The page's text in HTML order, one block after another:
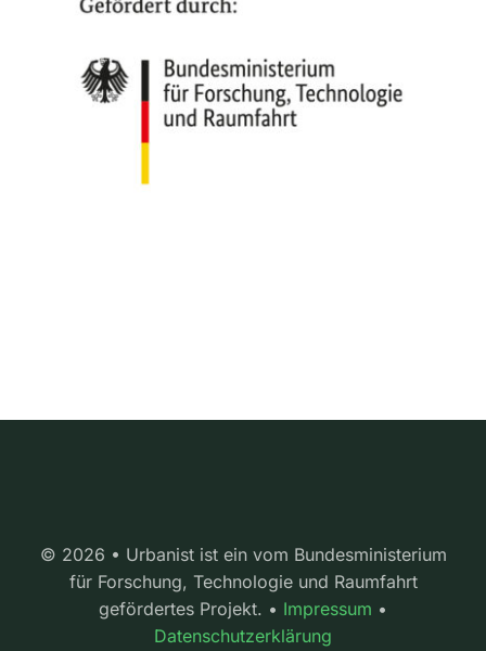
© 2026 • Urbanist ist ein vom Bundesministerium
für Forschung, Technologie und Raumfahrt
gefördertes Projekt. • Impressum •
Datenschutzerklärung